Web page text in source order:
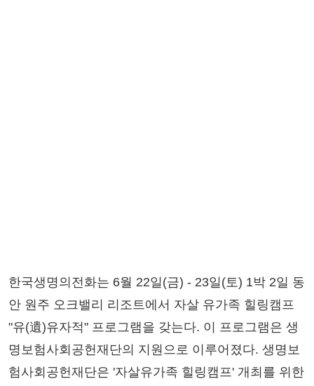
한국생명의전화는 6월 22일(금) - 23일(토) 1박 2일 동
안 원주 오크밸리 리조트에서 자살 유가족 힐링캠프
"유(遺)유자적" 프로그램을 갖는다. 이 프로그램은 생
명보험사회공헌재단의 지원으로 이루어졌다. 생명보
험사회공헌재단은 '자살유가족 힐링캠프' 개최를 위한